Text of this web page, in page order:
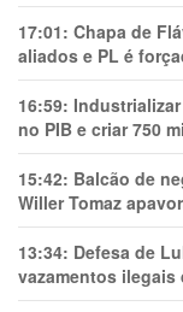
17:01: Chapa de
aliados e PL é
16:59:
no PIB e criar 750
15:42: Balcão de
Willer Tomaz
13:34: Defesa de
vazamentos